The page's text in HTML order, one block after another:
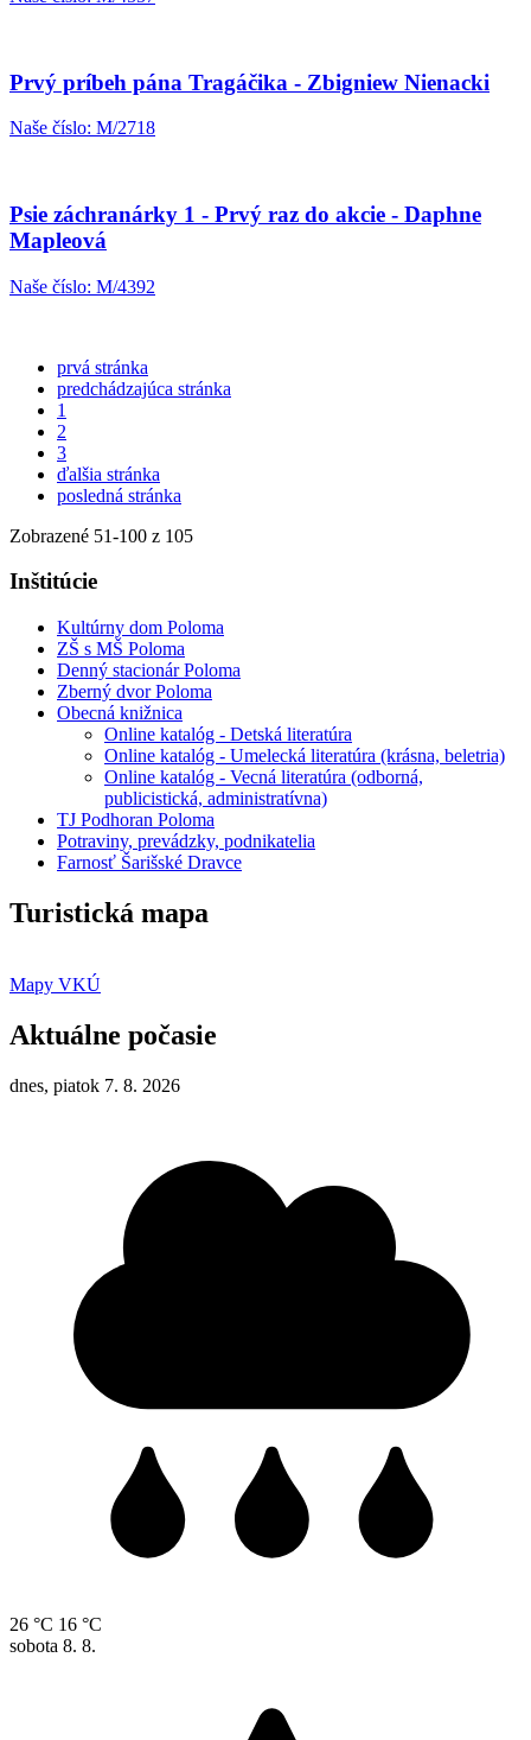
Prvý príbeh pána Tragáčika - Zbigniew Nienacki
Naše číslo: M/2718
Psie záchranárky 1 - Prvý raz do akcie - Daphne
Mapleová
Naše číslo: M/4392
prvá stránka
predchádzajúca stránka
1
2
3
ďalšia stránka
posledná stránka
Zobrazené 51-100 z 105
Inštitúcie
Kultúrny dom Poloma
ZŠ s MŠ Poloma
Denný stacionár Poloma
Zberný dvor Poloma
Obecná knižnica
Online katalóg - Detská literatúra
Online katalóg - Umelecká literatúra (krásna, beletria)
Online katalóg - Vecná literatúra (odborná,
publicistická, administratívna)
TJ Podhoran Poloma
Potraviny, prevádzky, podnikatelia
Farnosť Šarišské Dravce
Turistická mapa
Mapy VKÚ
Aktuálne počasie
dnes, piatok 7. 8. 2026
26 °C 16 °C
sobota 8. 8.